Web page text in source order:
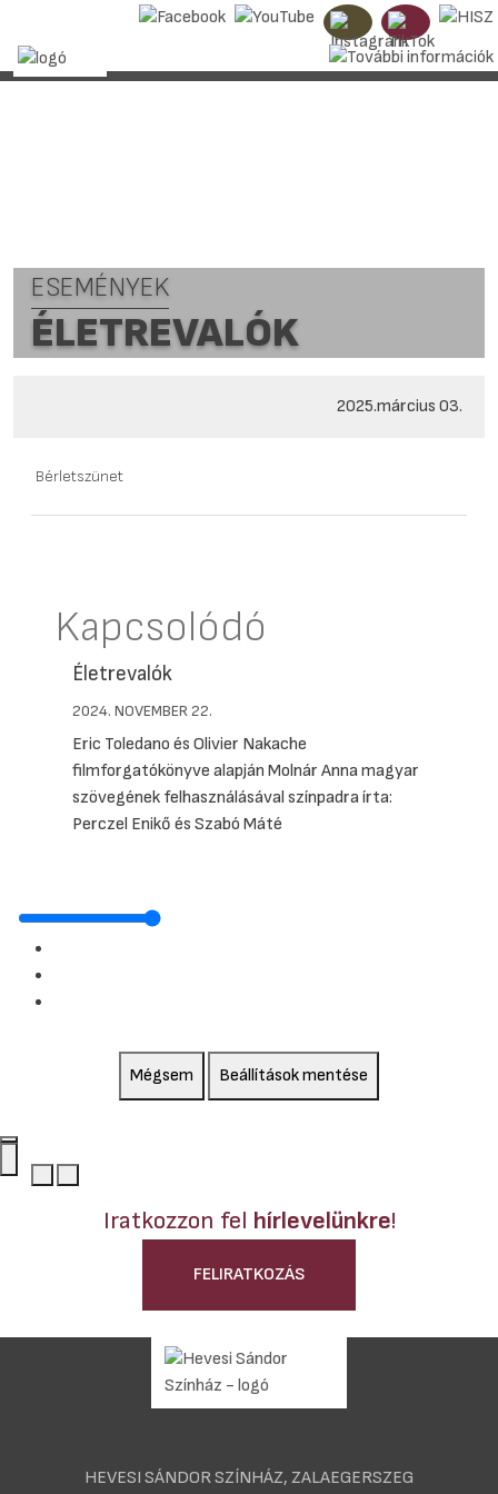
ESEMÉNYEK
ÉLETREVALÓK
2025.március 03.
Bérletszünet
Kapcsolódó
Életrevalók
2024. NOVEMBER 22.
Eric Toledano és Olivier Nakache
filmforgatókönyve alapján Molnár Anna magyar
szövegének felhasználásával színpadra írta:
Perczel Enikő és Szabó Máté
Mégsem Beállítások mentése
Iratkozzon fel hírlevelünkre!
FELIRATKOZÁS
HEVESI SÁNDOR SZÍNHÁZ, ZALAEGERSZEG